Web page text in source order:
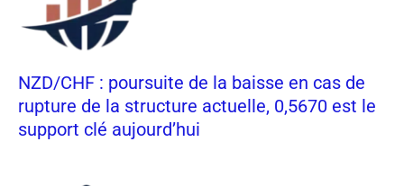
NZD/CHF : poursuite de la baisse en cas de
rupture de la structure actuelle, 0,5670 est le
support clé aujourd’hui